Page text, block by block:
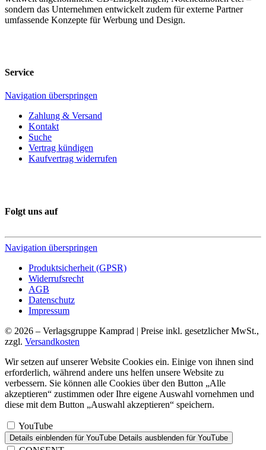
sondern das Unternehmen entwickelt zudem für externe Partner
umfassende Konzepte für Werbung und Design.
Service
Navigation überspringen
Zahlung & Versand
Kontakt
Suche
Vertrag kündigen
Kaufvertrag widerrufen
Folgt uns auf
Navigation überspringen
Produktsicherheit (GPSR)
Widerrufsrecht
AGB
Datenschutz
Impressum
© 2026 – Verlagsgruppe Kamprad | Preise inkl. gesetzlicher MwSt.,
zzgl. Versandkosten
Wir setzen auf unserer Website Cookies ein. Einige von ihnen sind
erforderlich, während andere uns helfen unsere Website zu
verbessern. Sie können alle Cookies über den Button „Alle
akzeptieren“ zustimmen oder Ihre eigene Auswahl vornehmen und
diese mit dem Button „Auswahl akzeptieren“ speichern.
YouTube
Details einblenden für YouTube Details ausblenden für YouTube